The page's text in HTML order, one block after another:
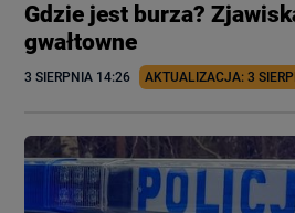
Gdzie jest burza?
gwałtowne
3 SIERPNIA 14:26 AKTUALIZACJA: 3